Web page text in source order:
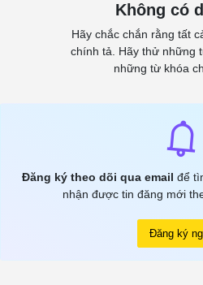
Không có
Hãy chắc chắn rằng tất
chính tả. Hãy thử những
những từ khóa
Đăng ký theo dõi qua email để
nhận được tin đăng mới
Đăng ký